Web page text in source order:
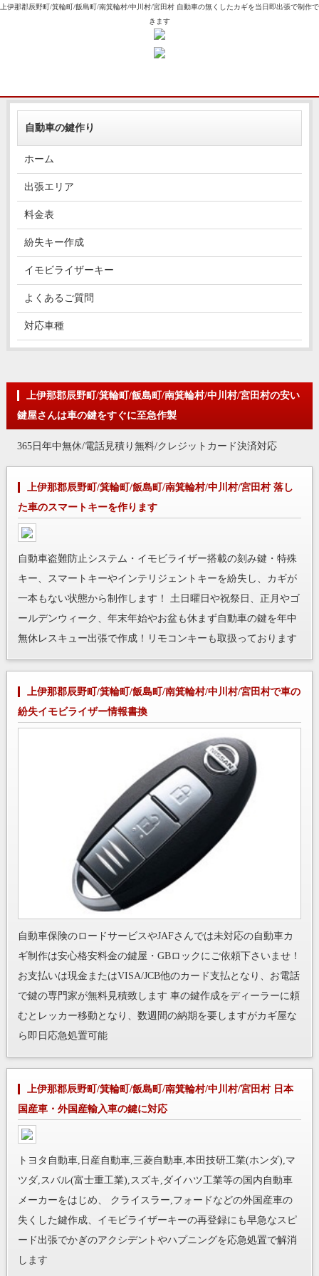
上伊那郡辰野町/箕輪町/飯島町/南箕輪村/中川村/宮田村 自動車の無くしたカギを当日即出張で制作で
きます
上伊那郡辰野町/箕輪町/飯島町/南箕輪村/中川村/宮田村の安い
鍵屋さんは車の鍵をすぐに至急作製
365日年中無休/電話見積り無料/クレジットカード決済対応
上伊那郡辰野町/箕輪町/飯島町/南箕輪村/中川村/宮田村 落し
た車のスマートキーを作ります
自動車盗難防止システム・イモビライザー搭載の刻み鍵・特殊
キー、スマートキーやインテリジェントキーを紛失し、カギが
一本もない状態から制作します！ 土日曜日や祝祭日、正月やゴ
ールデンウィーク、年末年始やお盆も休まず自動車の鍵を年中
無休レスキュー出張で作成！リモコンキーも取扱っております
上伊那郡辰野町/箕輪町/飯島町/南箕輪村/中川村/宮田村で車の
紛失イモビライザー情報書換
自動車保険のロードサービスやJAFさんでは未対応の自動車カ
ギ制作は安心格安料金の鍵屋・GBロックにご依頼下さいませ！
お支払いは現金またはVISA/JCB他のカード支払となり、お電話
で鍵の専門家が無料見積致します 車の鍵作成をディーラーに頼
むとレッカー移動となり、数週間の納期を要しますがカギ屋な
ら即日応急処置可能
上伊那郡辰野町/箕輪町/飯島町/南箕輪村/中川村/宮田村 日本
国産車・外国産輸入車の鍵に対応
トヨタ自動車,日産自動車,三菱自動車,本田技研工業(ホンダ),マ
ツダ,スバル(富士重工業),スズキ,ダイハツ工業等の国内自動車
メーカーをはじめ、 クライスラー,フォードなどの外国産車の
失くした鍵作成、イモビライザーキーの再登録にも早急なスピ
ード出張でかぎのアクシデントやハプニングを応急処置で解消
します
自動車の鍵作り
ホーム
出張エリア
料金表
紛失キー作成
イモビライザーキー
よくあるご質問
対応車種